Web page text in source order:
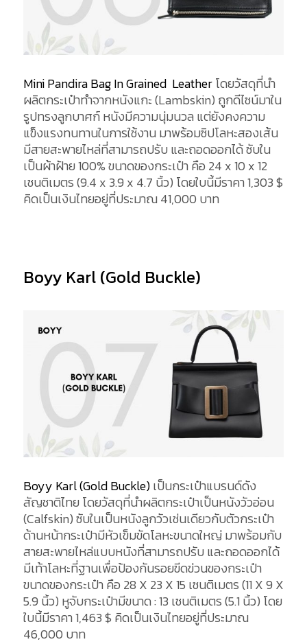
Mini Pandira Bag In Grained Leatherโดยวัสดุที่นำ
ผลิตกระเป๋าทำจากหนังแกะ (Lambskin) ถูกดีไซน์มาใน
รูปทรงลูกบาศก์ หนังมีความนุ่มนวล แต่ยังคงความ
แข็งแรงทนทานในการใช้งาน มาพร้อมซิปโลหะสองเส้น
มีสายสะพายไหล่ที่สามารถปรับ และถอดออกได้ ซับใน
เป็นผ้าฝ้าย 100% ขนาดของกระเป๋า คือ 24 x 10 x 12
เซนติเมตร (9.4 x 3.9 x 4.7 นิ้ว) โดยใบนี้มีราคา 1,303 $
คิดเป็นเงินไทยอยู่ที่ประมาณ 41,000 บาท
Boyy Karl (Gold Buckle)
Boyy Karl (Gold Buckle)เป็นกระเป๋าแบรนด์ดัง
สัญชาติไทย โดยวัสดุที่นำผลิตกระเป๋าเป็นหนังวัวอ่อน
(Calfskin) ซับในเป็นหนังลูกวัวเช่นเดียวกับตัวกระเป๋า
ด้านหน้ากระเป๋ามีหัวเข็มขัดโลหะขนาดใหญ่ มาพร้อมกับ
สายสะพายไหล่แบบหนังที่สามารถปรับ และถอดออกได้
มีเท้าโลหะที่ฐานเพื่อป้องกันรอยขีดข่วนของกระเป๋า
ขนาดของกระเป๋า คือ 28 X 23 X 15 เซนติเมตร (11 X 9 X
5.9 นิ้ว) หูจับกระเป๋ามีขนาด : 13 เซนติเมตร (5.1 นิ้ว) โดย
ใบนี้มีราคา 1,463 $ คิดเป็นเงินไทยอยู่ที่ประมาณ
46,000 บาท